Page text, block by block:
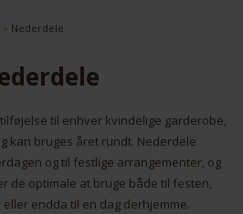
» Nederdele
til enhver kvindelige garderobe,
kan bruges året rundt. Nederdele
og til festlige arrangementer, og
de optimale at bruge både til festen,
endda til en dag derhjemme.